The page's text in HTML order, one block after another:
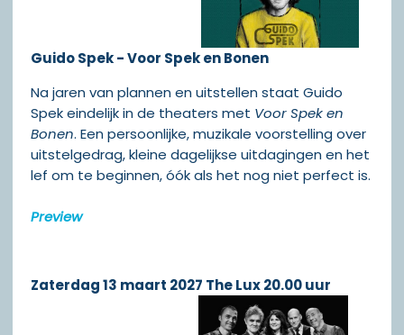
Guido Spek - Voor Spek en Bonen
Na jaren van plannen en uitstellen staat Guido
Spek eindelijk in de theaters met Voor Spek en
Bonen. Een persoonlijke, muzikale voorstelling over
uitstelgedrag, kleine dagelijkse uitdagingen en het
lef om te beginnen, óók als het nog niet perfect is.
Preview
Zaterdag 13 maart 2027 The Lux 20.00 uur